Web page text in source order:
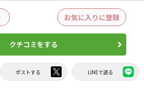
お気に入りに登録
クチコミをする
ポストする LINEで送る